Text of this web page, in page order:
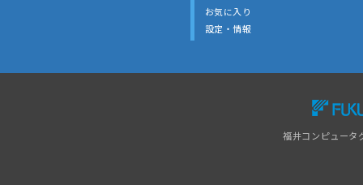
お気に入り
設定・情報
福井コンピュータ